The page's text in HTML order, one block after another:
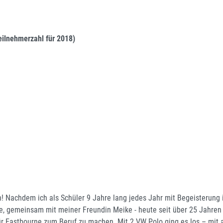
für 2018)
Nachdem ich als Schüler 9 Jahre lang jedes Jahr mit
gemeinsam mit meiner Freundin Meike - heute seit über 25